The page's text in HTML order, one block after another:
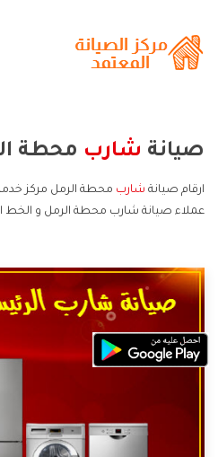
صيانة شارب محطة
ارقام صيانة شارب محطة الرمل مركز
عملاء صيانة شارب محطة الرمل و